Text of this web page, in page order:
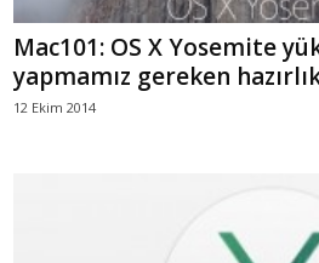
Mac101: OS X Yosemite
yapmamız gereken
12 Ekim 2014